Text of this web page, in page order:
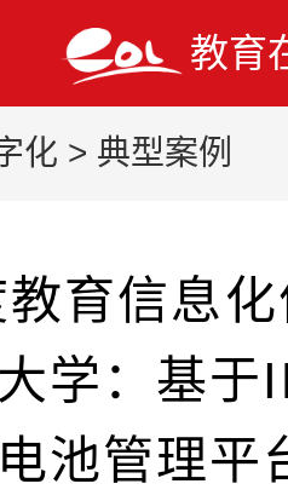
教育
化 > 典型案例
育信息
学：基于
池管理平